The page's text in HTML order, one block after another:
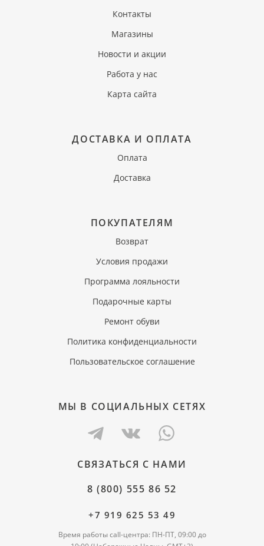
Контакты
Магазины
Новости и акции
Работа у нас
Карта сайта
ДОСТАВКА И ОПЛАТА
Оплата
Доставка
ПОКУПАТЕЛЯМ
Возврат
Условия продажи
Программа лояльности
Подарочные карты
Ремонт обуви
Политика конфиденциальности
Пользовательское соглашение
МЫ В СОЦИАЛЬНЫХ СЕТЯХ
СВЯЗАТЬСЯ С НАМИ
8 (800) 555 86 52
+7 919 625 53 49
Время работы call-центра: ПН-ПТ, 09:00 до